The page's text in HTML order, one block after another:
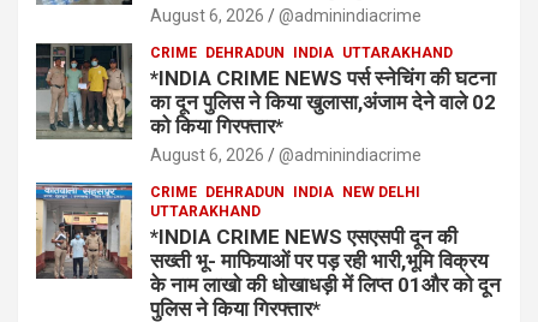
August 6, 2026 @adminindiacrime
CRIME DEHRADUN INDIA UTTARAKHAND
*INDIA CRIME NEWS पर्स स्नेचिंग की घटना
का दून पुलिस ने किया खुलासा,अंजाम देने वाले 02
को किया गिरफ्तार*
August 6, 2026 @adminindiacrime
CRIME DEHRADUN INDIA NEW DELHI
UTTARAKHAND
*INDIA CRIME NEWS एसएसपी दून की
सख्ती भू- माफियाओं पर पड़ रही भारी,भूमि विक्रय
के नाम लाखो की धोखाधड़ी में लिप्त 01और को दून
पुलिस ने किया गिरफ्तार*